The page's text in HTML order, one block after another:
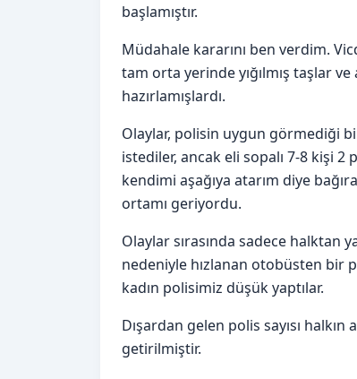
başlamıştır.
Müdahale kararını ben verdim.
tam orta yerinde yığılmış taşlar
hazırlamışlardı.
Olaylar, polisin uygun görmediği
istediler, ancak eli sopalı 7-8 kişi
kendimi aşağıya atarım diye
ortamı geriyordu.
Olaylar sırasında sadece halktan
nedeniyle hızlanan otobüsten bir
kadın polisimiz düşük yaptılar.
Dışardan gelen polis sayısı
getirilmiştir.